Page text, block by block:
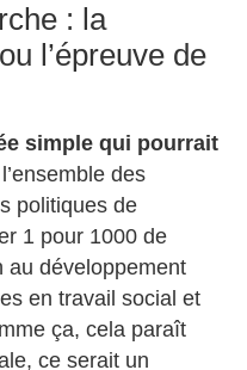
: la
l’épreuve de
simple qui pourrait
des
politiques de
1 pour 1000 de
au développement
en travail social et
ça, cela paraît
ce serait un